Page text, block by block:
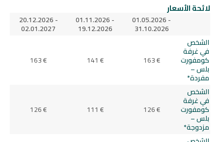
لائحة الأسعار
01.05.2026 -
31.10.2026
01.11.2026 -
19.12.2026
20.12.2026 -
02.01.2027
الشخص
في غرفة
كومفورت
بلس –
مفردة*
163 €
141 €
163 €
الشخص
في غرفة
كومفورت
بلس –
مزدوجة*
126 €
111 €
126 €